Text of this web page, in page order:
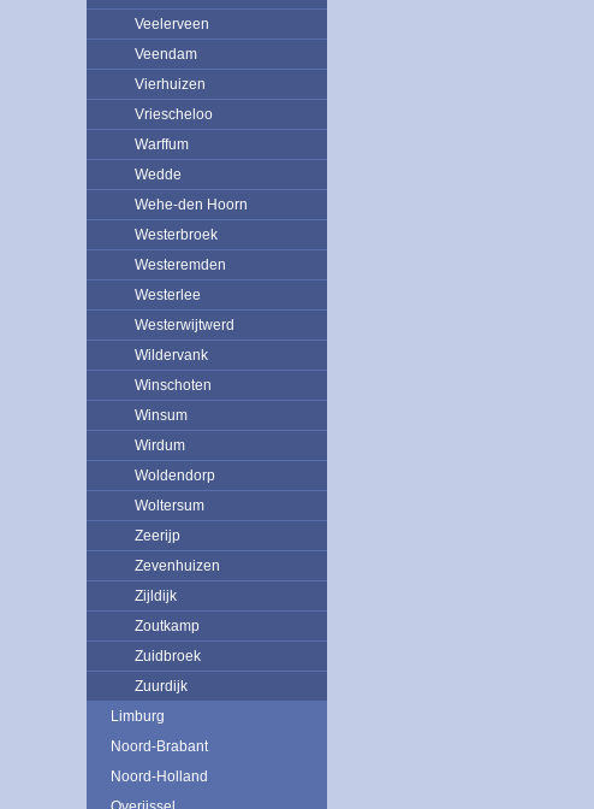
Veelerveen
Veendam
Vierhuizen
Vriescheloo
Warffum
Wedde
Wehe-den Hoorn
Westerbroek
Westeremden
Westerlee
Westerwijtwerd
Wildervank
Winschoten
Winsum
Wirdum
Woldendorp
Woltersum
Zeerijp
Zevenhuizen
Zijldijk
Zoutkamp
Zuidbroek
Zuurdijk
Limburg
Noord-Brabant
Noord-Holland